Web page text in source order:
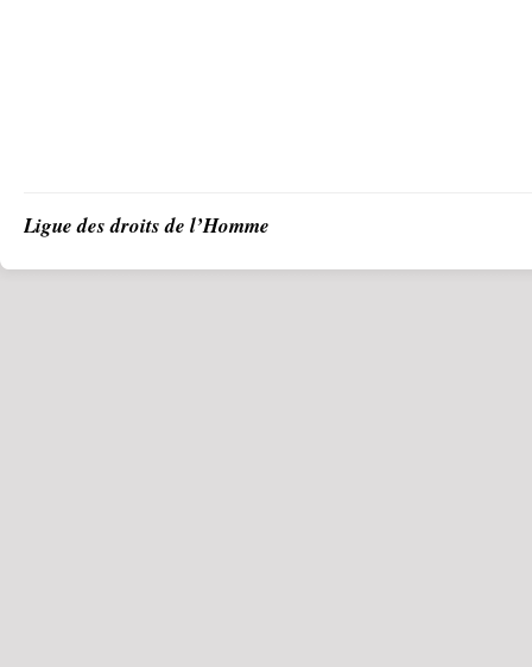
Ligue des droits de l’Homme